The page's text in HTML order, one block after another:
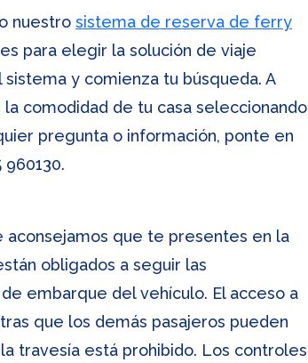
nuestro sistema de reserva de ferry
para elegir la solución de viaje
y comienza tu búsqueda. A
comodidad de tu casa seleccionando
pregunta o información, ponte en
960130.
aconsejamos que te presentes en la
obligados a seguir las
embarque del vehículo. El acceso a
que los demás pasajeros pueden
travesía está prohibido. Los controles